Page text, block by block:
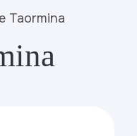
Taormina